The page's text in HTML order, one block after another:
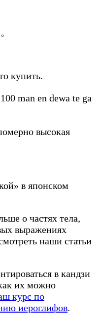
купить.
man en dewa te ga
высокая
в японском
о частях тела,
выражениях
наши статьи
в кандзи
их можно
курс по
иероглифов.